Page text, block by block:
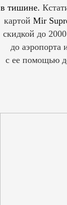
в тишине.
картой Mir
скидкой до
до аэропорта
с ее помощью